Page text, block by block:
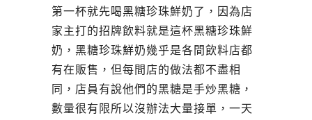
第一杯就先喝黑糖珍珠鮮奶了，因為店
家主打的招牌飲料就是這杯黑糖珍珠鮮
奶，黑糖珍珠鮮奶幾乎是各間飲料店都
有在販售，但每間店的做法都不盡相
同，店員有說他們的黑糖是手炒黑糖，
數量很有限所以沒辦法大量接單，一天